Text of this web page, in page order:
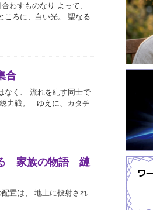
わすものなり よって、
ろに、白い光。 聖なる
合
なく、 流れを糺す同士で
力戦。 ゆえに、カタチ
る 家族の物語 縺
は、 地上に投射され